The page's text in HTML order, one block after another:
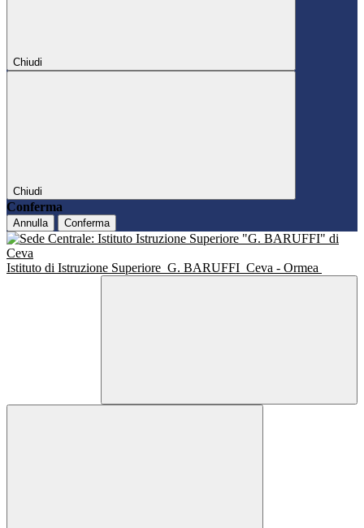
Chiudi
Chiudi
Conferma
Annulla Conferma
Istituto di Istruzione Superiore G. BARUFFI Ceva - Ormea